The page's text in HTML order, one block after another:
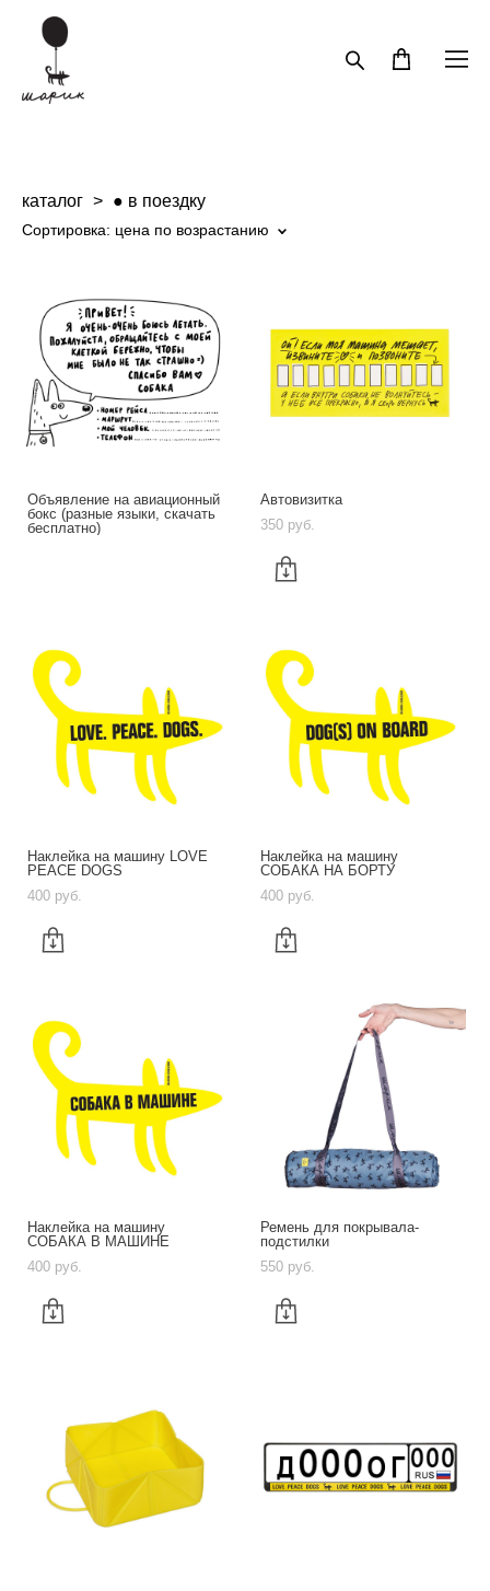
каталог > ● в поездку
Сортировка: цена по возрастанию
Объявление на авиационный
бокс (разные языки, скачать
бесплатно)
Автовизитка
350 pуб.
Наклейка на машину LOVE
PEACE DOGS
400 pуб.
Наклейка на машину
СОБАКА НА БОРТУ
400 pуб.
Наклейка на машину
СОБАКА В МАШИНЕ
400 pуб.
Ремень для покрывала-
подстилки
550 pуб.